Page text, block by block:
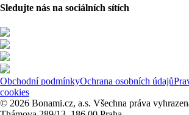
Sledujte nás na sociálních sítích
Obchodní podmínkyOchrana osobních údajů
cookies
© 2026 Bonami.cz, a.s. Všechna práva